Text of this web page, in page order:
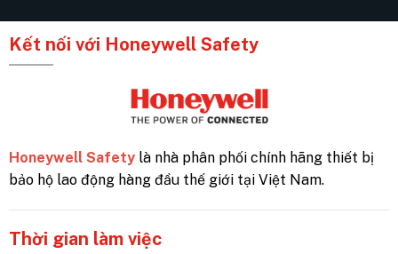
Kết nối với Honeywell Safety
Honeywell Safety là nhà phân phối chính hãng thiết bị
bảo hộ lao động hàng đầu thế giới tại Việt Nam.
Thời gian làm việc